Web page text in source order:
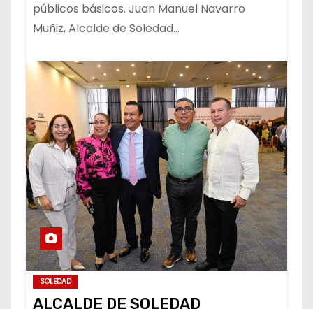
públicos básicos. Juan Manuel Navarro
Muñiz, Alcalde de Soledad…
SOLEDAD
ALCALDE DE SOLEDAD